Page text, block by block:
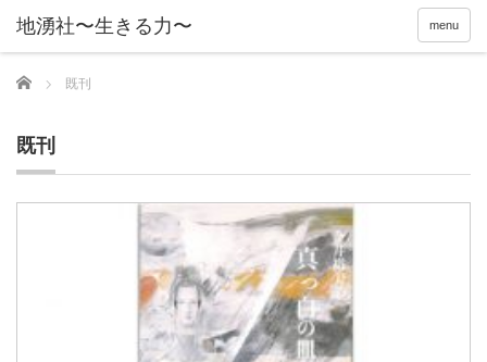
menu
Home 既刊
既刊